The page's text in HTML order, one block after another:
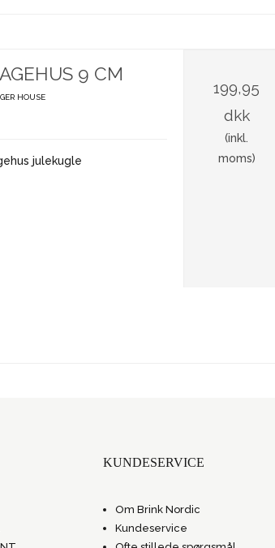
9 CM
HOUSE
julekugle
199,95
dkk
(inkl.
moms)
KUNDESERVICE
Om Brink Nordic
Kundeservice